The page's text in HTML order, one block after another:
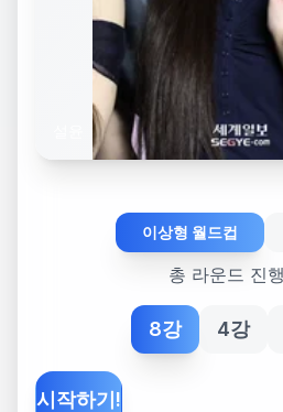
이상형 월드컵
총 라운드 진
8강 4강
시작하기!